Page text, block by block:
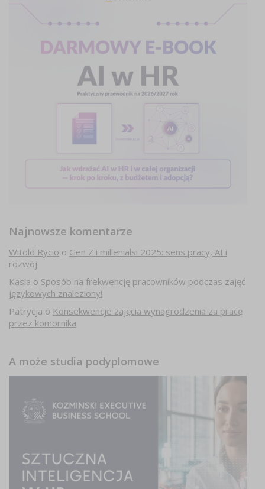
Najnowsze komentarze
Witold Rycio o Gen Z i millenialsi 2025: sens pracy, AI i
rozwój
Kasia o Sposób na frekwencję pracowników podczas zajęć
językowych znaleziony!
Patrycja o Konsekwencje zajęcia wynagrodzenia za pracę
przez komornika
A może studia podyplomowe